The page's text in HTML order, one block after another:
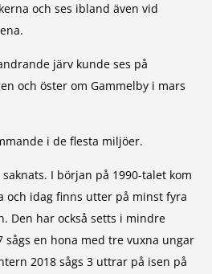
och ses ibland även vid
järv kunde ses på
och öster om Gammelby i mars
i de flesta miljöer.
I början på 1990-talet kom
och idag finns utter på minst fyra
Den har också setts i mindre
sågs en hona med tre vuxna ungar
2018 sågs 3 uttrar på isen på